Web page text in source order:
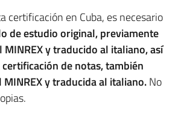
certificación en Cuba, es necesario
de estudio original, previamente
y traducido al italiano, así
de notas, también
y traducida al italiano.No